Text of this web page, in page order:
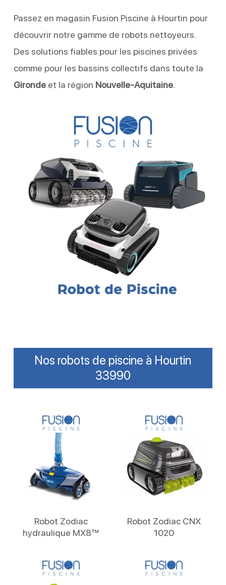
Passez en magasin Fusion Piscine à Hourtin pour
découvrir notre gamme de robots nettoyeurs.
Des solutions fiables pour les piscines privées
comme pour les bassins collectifs dans toute la
Girondeet la région Nouvelle-Aquitaine.
Nos robots de piscine à Hourtin
33990
Robot Zodiac
hydraulique MX8™
Robot Zodiac CNX
1020